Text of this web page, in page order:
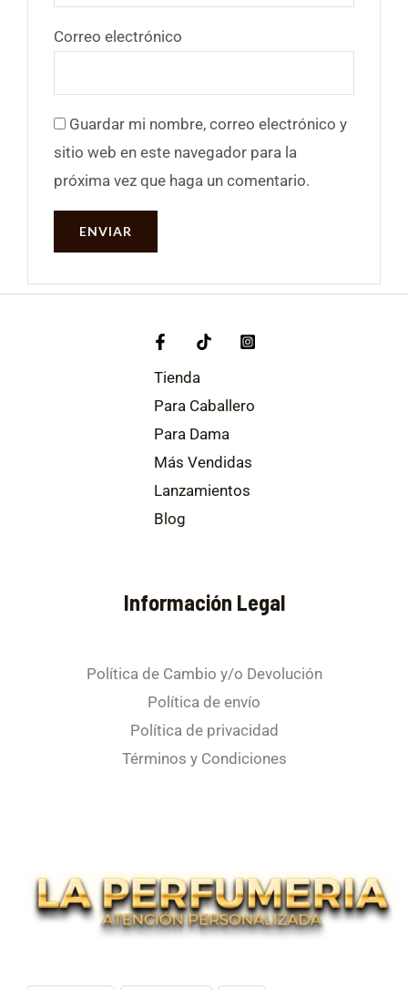
Correo electrónico
Guardar mi nombre, correo electrónico y
sitio web en este navegador para la
próxima vez que haga un comentario.
Tienda
Para Caballero
Para Dama
Más Vendidas
Lanzamientos
Blog
Información Legal
Política de Cambio y/o Devolución
Política de envío
Política de privacidad
Términos y Condiciones